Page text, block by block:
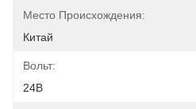
Место Происхождения:
Китай
Вольт:
24В